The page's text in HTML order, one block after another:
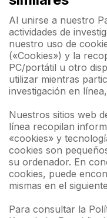
Al unirse a nuestro
actividades de
nuestro uso de
(«Cookies») y la
PC/portátil u otro
utilizar mientras
investigación en
Nuestros sitios web
línea recopilan
«cookies» y
cookies son
su ordenador. En
cookies, puede
mismas en el
Para consultar la